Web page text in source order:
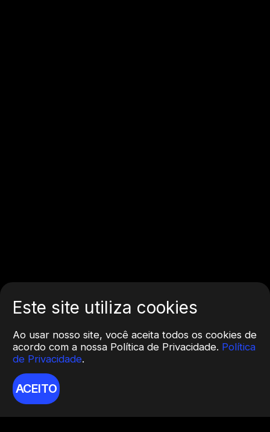
Este site utiliza cookies
Ao usar nosso site, você aceita todos os cookies de
acordo com a nossa Política de Privacidade. Política
de Privacidade.
ACEITO